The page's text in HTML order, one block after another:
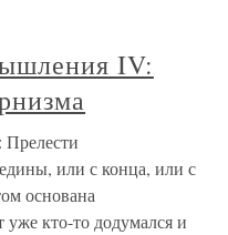
IV:
или с конца, или с
основана
кто-то додумался и